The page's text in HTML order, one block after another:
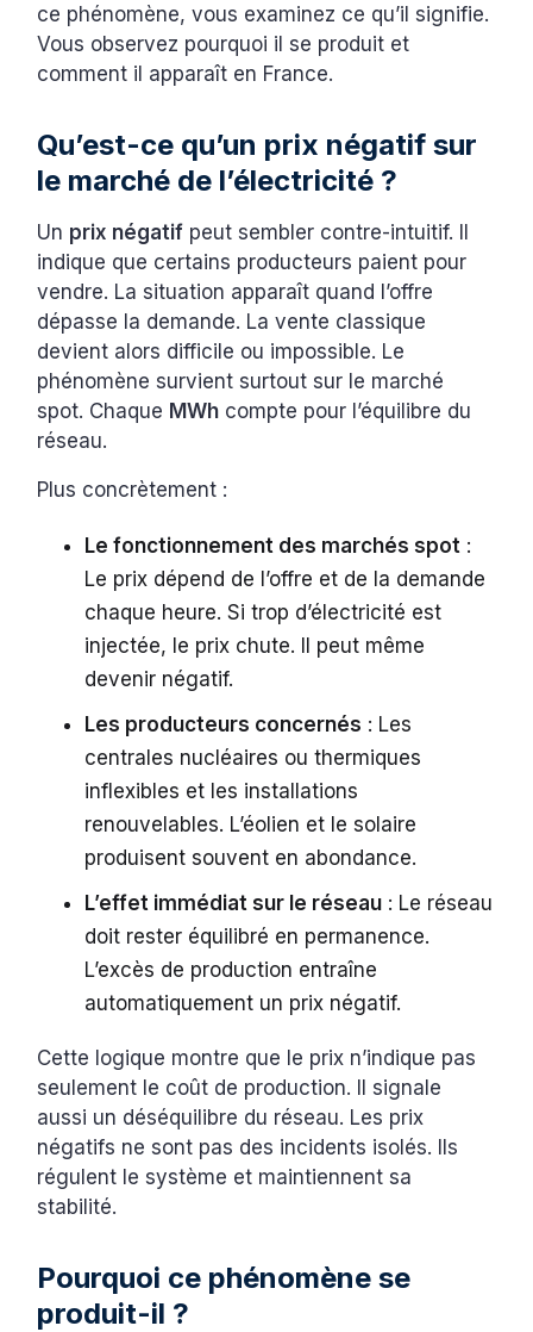
ce phénomène, vous examinez ce qu’il signifie.
Vous observez pourquoi il se produit et
comment il apparaît en France.
Qu’est-ce qu’un prix négatif sur
le marché de l’électricité ?
Un prix négatif peut sembler contre-intuitif. Il
indique que certains producteurs paient pour
vendre. La situation apparaît quand l’offre
dépasse la demande. La vente classique
devient alors difficile ou impossible. Le
phénomène survient surtout sur le marché
spot. Chaque MWh compte pour l’équilibre du
réseau.
Plus concrètement :
Le fonctionnement des marchés spot :
Le prix dépend de l’offre et de la demande
chaque heure. Si trop d’électricité est
injectée, le prix chute. Il peut même
devenir négatif.
Les producteurs concernés : Les
centrales nucléaires ou thermiques
inflexibles et les installations
renouvelables. L’éolien et le solaire
produisent souvent en abondance.
L’effet immédiat sur le réseau : Le réseau
doit rester équilibré en permanence.
L’excès de production entraîne
automatiquement un prix négatif.
Cette logique montre que le prix n’indique pas
seulement le coût de production. Il signale
aussi un déséquilibre du réseau. Les prix
négatifs ne sont pas des incidents isolés. Ils
régulent le système et maintiennent sa
stabilité.
Pourquoi ce phénomène se
produit-il ?